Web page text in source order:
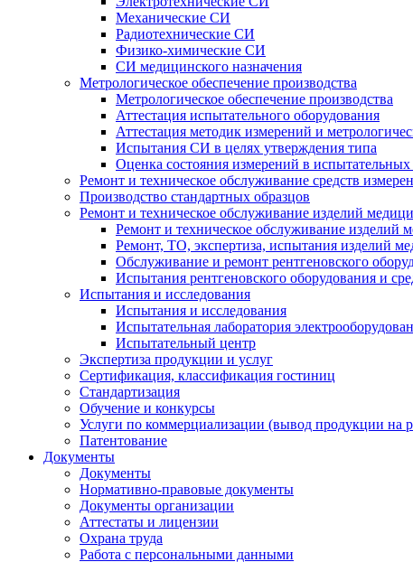
Механические СИ
Радиотехнические СИ
Физико-химические СИ
СИ медицинского назначения
Метрологическое обеспечение производства
Метрологическое обеспечение производства
Аттестация испытательного оборудования
Аттестация методик измерений и
Испытания СИ в целях утверждения типа
Оценка состояния измерений в
Ремонт и техническое обслуживание средств
Производство стандартных образцов
Ремонт и техническое обслуживание изделий
Ремонт и техническое обслуживание изделий
Ремонт, ТО, экспертиза, испытания изделий
Обслуживание и ремонт рентгеновского
Испытания рентгеновского оборудования и
Испытания и исследования
Испытания и исследования
Испытательная лаборатория
Испытательный центр
Экспертиза продукции и услуг
Сертификация, классификация гостиниц
Стандартизация
Обучение и конкурсы
Услуги по коммерциализации (вывод продукции на
Патентование
Документы
Документы
Нормативно-правовые документы
Документы организации
Аттестаты и лицензии
Охрана труда
Работа с персональными данными